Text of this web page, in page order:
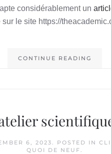
considérablement un
sur le site https://
CONTINUE READING
6, 2023. POSTED IN
QUOI DE NEUF.